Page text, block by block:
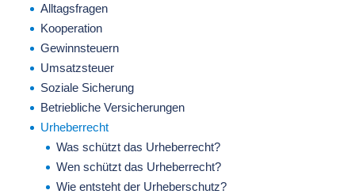
Alltagsfragen
Kooperation
Gewinnsteuern
Umsatzsteuer
Soziale Sicherung
Betriebliche Versicherungen
Urheberrecht
Was schützt das Urheberrecht?
Wen schützt das Urheberrecht?
Wie entsteht der Urheberschutz?